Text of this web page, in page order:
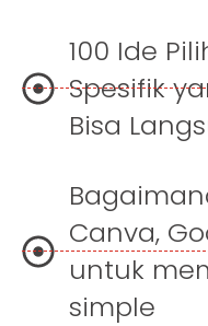
100 Ide
Spesifik
Bisa
Canva,
untuk
simple